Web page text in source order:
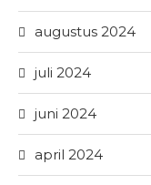
augustus 2024
juli 2024
juni 2024
april 2024